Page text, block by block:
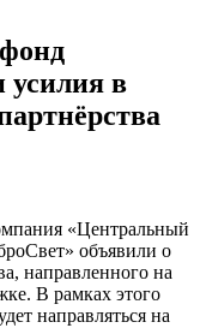
усилия в
«Центральный
объявили о
направленного на
В рамках этого
направляться на